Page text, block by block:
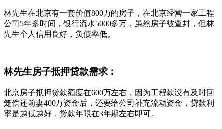
林先生在北京有一套价值800万的房子，在北京经营一家工程
公司5年多时间，银行流水5000多万，虽然房子被查封，但林
先生个人信用良好，负债率低。
林先生房子抵押贷款需求：
北京房子抵押贷款额度在600万左右，因为工程款没有及时回
笼偿还前妻400万资金后，还要给公司补充流动资金，贷款利
率是越低越好，贷款年限在3年期左右即可。